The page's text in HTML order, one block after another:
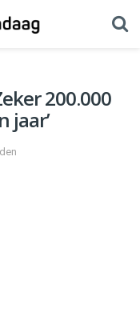
200.000
jaar’